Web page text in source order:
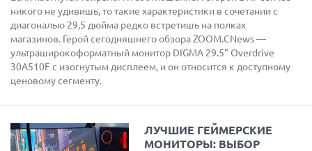
никого не удивишь, то такие характеристики в сочетании с
диагональю 29,5 дюйма редко встретишь на полках
магазинов. Герой сегодняшнего обзора ZOOM.CNews —
ультраширокоформатный монитор DIGMA 29.5" Overdrive
30A510F с изогнутым дисплеем, и он относится к доступному
ценовому сегменту.
ЛУЧШИЕ ГЕЙМЕРСКИЕ
МОНИТОРЫ: ВЫБОР